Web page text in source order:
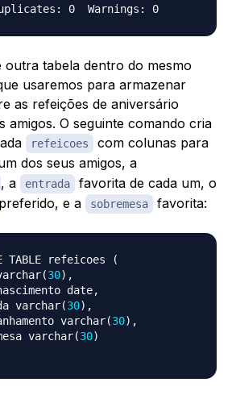
outra tabela dentro do mesmo
usaremos para armazenar
as refeições de aniversário
amigos. O seguinte comando cria
refeicoes
com colunas para
dos seus amigos, a
, a entrada favorita de cada um, o
preferido, e a sobremesa favorita:
TABLE refeicoes
(
(30)
varchar(30)
varchar(30)
varchar(30)